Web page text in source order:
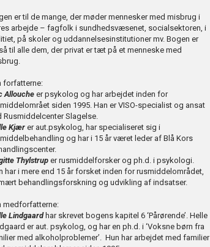
er til de mange, der møder mennesker med misbrug i
arbejde – fagfolk i sundhedsvæsenet, socialsektoren, i
på skoler og uddannelsesinstitutioner mv. Bogen er
til alle dem, der privat er tæt på et menneske med
forfatterne:
Allouche er psykolog og har arbejdet inden for
siden 1995. Han er VISO-specialist og ansat
Rusmiddelcenter Slagelse.
Kjærer aut.psykolog, har specialiseret sig i
og har i 15 år været leder af Blå Kors
Thylstrup er rusmiddelforsker og ph.d. i psykologi.
har i mere end 15 år forsket inden for rusmiddelområdet,
behandlingsforskning og udvikling af indsatser.
medforfatterne:
Lindgaardhar skrevet bogens kapitel 6 ‘Pårørende’. Helle
er aut. psykolog, og har en ph.d. i ‘Voksne børn fra
med alkoholproblemer’. Hun har arbejdet med familier